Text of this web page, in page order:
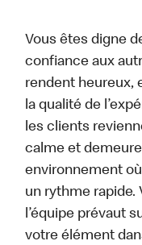
Vous êtes digne
confiance aux
rendent heureux,
la qualité de
les clients
calme et
environnement
un rythme rapide.
l’équipe prévaut
votre élément